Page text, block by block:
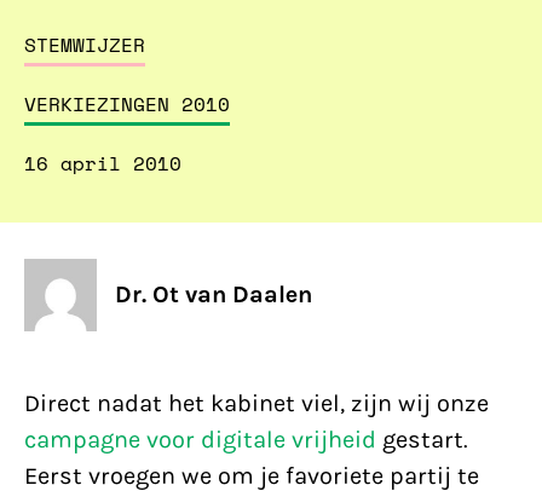
STEMWIJZER
VERKIEZINGEN 2010
16 april 2010
Dr. Ot van Daalen
Direct nadat het kabinet viel, zijn wij onze
campagne voor digitale vrijheid gestart.
Eerst vroegen we om je favoriete partij te